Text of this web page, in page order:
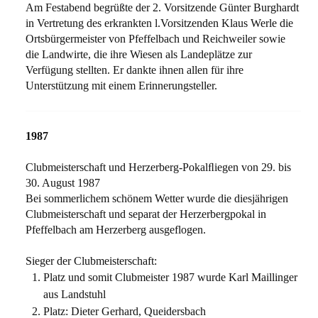
Am Festabend begrüßte der 2. Vorsitzende Günter Burghardt
in Vertretung des erkrankten l.Vorsitzenden Klaus Werle die
Ortsbürgermeister von Pfeffelbach und Reichweiler sowie
die Landwirte, die ihre Wiesen als Landeplätze zur
Verfügung stellten. Er dankte ihnen allen für ihre
Unterstützung mit einem Erinnerungsteller.
1987
Clubmeisterschaft und Herzerberg-Pokalﬂiegen von 29. bis
30. August 1987
Bei sommerlichem schönem Wetter wurde die diesjährigen
Clubmeisterschaft und separat der Herzerbergpokal in
Pfeffelbach am Herzerberg ausgeflogen.
Sieger der Clubmeisterschaft:
Platz und somit Clubmeister 1987 wurde Karl Maillinger
aus Landstuhl
Platz: Dieter Gerhard, Queidersbach